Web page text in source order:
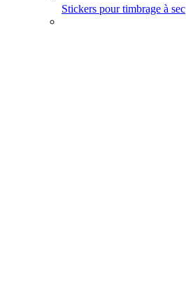
Stickers pour timbrage à sec